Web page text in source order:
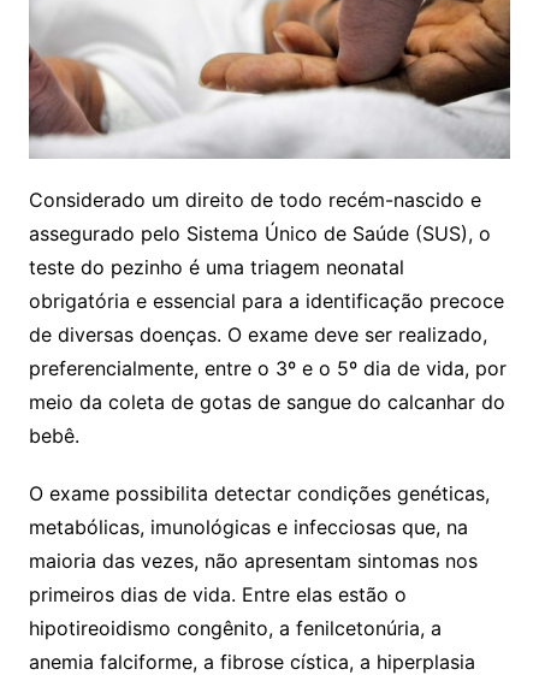
Considerado um direito de todo recém-nascido e
assegurado pelo Sistema Único de Saúde (SUS), o
teste do pezinho é uma triagem neonatal
obrigatória e essencial para a identificação precoce
de diversas doenças. O exame deve ser realizado,
preferencialmente, entre o 3º e o 5º dia de vida, por
meio da coleta de gotas de sangue do calcanhar do
bebê.
O exame possibilita detectar condições genéticas,
metabólicas, imunológicas e infecciosas que, na
maioria das vezes, não apresentam sintomas nos
primeiros dias de vida. Entre elas estão o
hipotireoidismo congênito, a fenilcetonúria, a
anemia falciforme, a fibrose cística, a hiperplasia